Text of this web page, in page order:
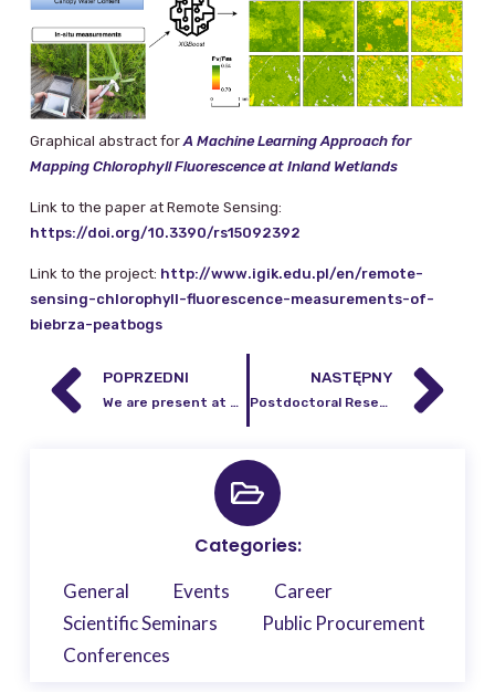
Graphical abstract for A Machine Learning Approach for
Mapping Chlorophyll Fluorescence at Inland Wetlands
Link to the paper at Remote Sensing:
https://doi.org/10.3390/rs15092392
Link to the project: http://www.igik.edu.pl/en/remote-
sensing-chlorophyll-fluorescence-measurements-of-
biebrza-peatbogs
POPRZEDNI
We are present at the European Geoscience Union 2023 in Vienna
NASTĘPNY
Postdoctoral Researcher at the Remote Sensing Centre
Categories:
General Events
Career
Scientific Seminars
Public Procurement
Conferences